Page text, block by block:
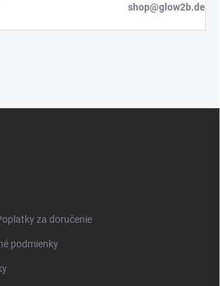
shop@glow2b.de
za doručenie
podmienky